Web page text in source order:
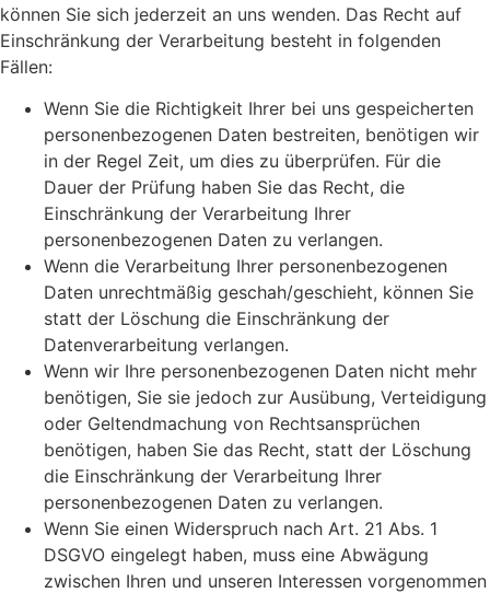
können Sie sich jederzeit an uns wenden. Das Recht auf
Einschränkung der Verarbeitung besteht in folgenden
Fällen:
Wenn Sie die Richtigkeit Ihrer bei uns gespeicherten
personenbezogenen Daten bestreiten, benötigen wir
in der Regel Zeit, um dies zu überprüfen. Für die
Dauer der Prüfung haben Sie das Recht, die
Einschränkung der Verarbeitung Ihrer
personenbezogenen Daten zu verlangen.
Wenn die Verarbeitung Ihrer personenbezogenen
Daten unrechtmäßig geschah/geschieht, können Sie
statt der Löschung die Einschränkung der
Datenverarbeitung verlangen.
Wenn wir Ihre personenbezogenen Daten nicht mehr
benötigen, Sie sie jedoch zur Ausübung, Verteidigung
oder Geltendmachung von Rechtsansprüchen
benötigen, haben Sie das Recht, statt der Löschung
die Einschränkung der Verarbeitung Ihrer
personenbezogenen Daten zu verlangen.
Wenn Sie einen Widerspruch nach Art. 21 Abs. 1
DSGVO eingelegt haben, muss eine Abwägung
zwischen Ihren und unseren Interessen vorgenommen